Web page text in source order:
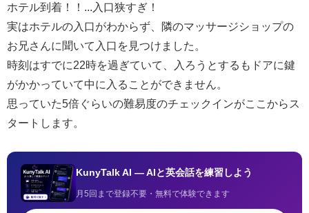
ホテル到着！！...入口狭すぎ！
実はホテルの入口がわからず、隣のマッサージショップの
お兄さんに聞いて入口を見つけました。
時刻はすでに22時を過ぎていて、入ろうとするもドアに鍵
がかかっていて中に入ることができません。
思っていた5倍ぐらいの難易度のチェックインがここからス
タートします。
KunyTalk AI — AIと英会話を練習しよう
月5回まで登録不要・無料で体験できます